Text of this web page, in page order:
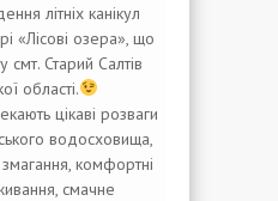
літніх канікул
«Лісові озера», що
Старий Салтів
області.
цікаві розваги
водосховища,
змагання, комфортні
смачне